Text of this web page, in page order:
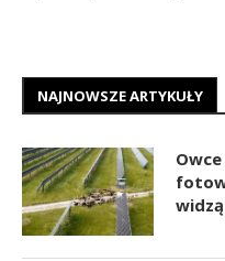
NAJNOWSZE ARTYKUŁY